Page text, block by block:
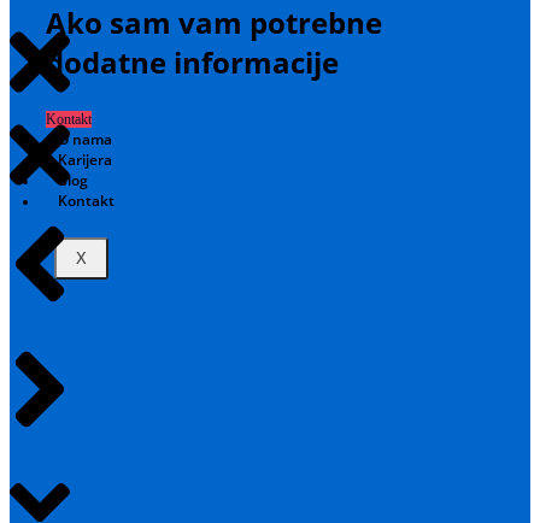
Ako sam vam potrebne
dodatne informacije
Kontakt
O nama
Karijera
Blog
Kontakt
X